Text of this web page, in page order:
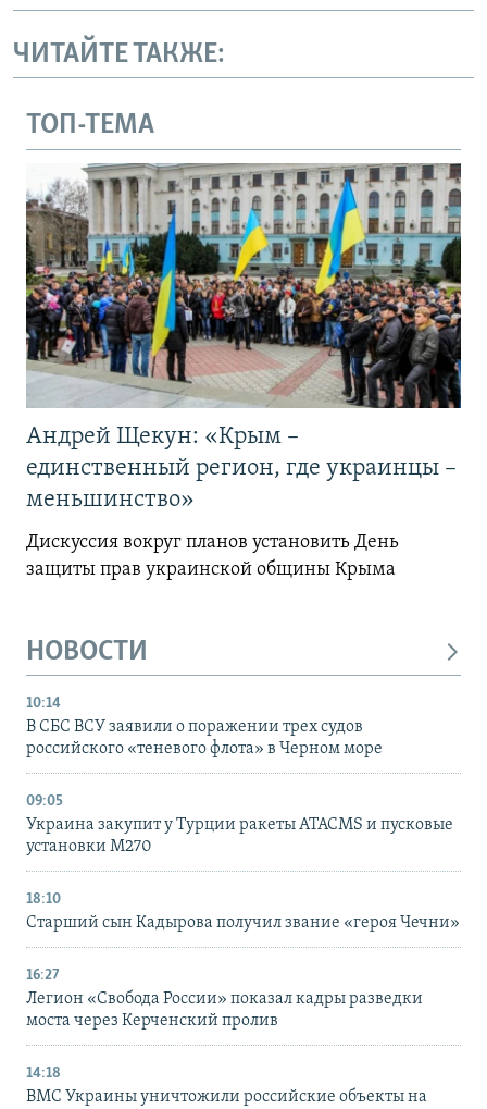
ЧИТАЙТЕ ТАКЖЕ:
ТОП-ТЕМА
Андрей Щекун: «Крым –
единственный регион, где украинцы –
меньшинство»
Дискуссия вокруг планов установить День
защиты прав украинской общины Крыма
НОВОСТИ
10:14
В СБС ВСУ заявили о поражении трех судов
российского «теневого флота» в Черном море
09:05
Украина закупит у Турции ракеты ATACMS и пусковые
установки M270
18:10
Старший сын Кадырова получил звание «героя Чечни»
16:27
Легион «Свобода России» показал кадры разведки
моста через Керченский пролив
14:18
ВМС Украины уничтожили российские объекты на